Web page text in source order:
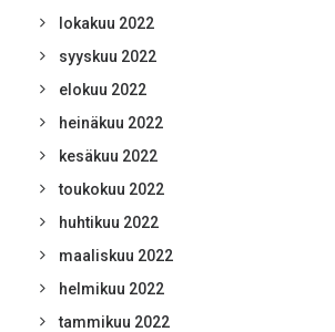
lokakuu 2022
syyskuu 2022
elokuu 2022
heinäkuu 2022
kesäkuu 2022
toukokuu 2022
huhtikuu 2022
maaliskuu 2022
helmikuu 2022
tammikuu 2022